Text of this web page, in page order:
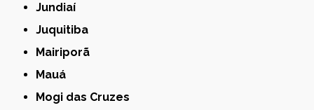
Jundiaí
Juquitiba
Mairiporã
Mauá
Mogi das Cruzes